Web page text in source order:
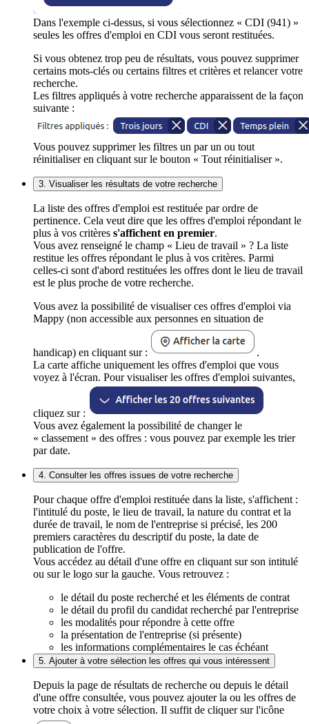
Dans l'exemple ci-dessus, si vous sélectionnez « CDI (941) »
seules les offres d'emploi en CDI vous seront restituées.
Si vous obtenez trop peu de résultats, vous pouvez supprimer
certains mots-clés ou certains filtres et critères et relancer votre
recherche.
Les filtres appliqués à votre recherche apparaissent de la façon
suivante :
Vous pouvez supprimer les filtres un par un ou tout
réinitialiser en cliquant sur le bouton « Tout réinitialiser ».
3. Visualiser les résultats de votre recherche
La liste des offres d'emploi est restituée par ordre de
pertinence. Cela veut dire que les offres d'emploi répondant le
plus à vos critères s'affichent en premier.
Vous avez renseigné le champ « Lieu de travail » ? La liste
restitue les offres répondant le plus à vos critères. Parmi
celles-ci sont d'abord restituées les offres dont le lieu de travail
est le plus proche de votre recherche.
Vous avez la possibilité de visualiser ces offres d'emploi via
Mappy (non accessible aux personnes en situation de
handicap) en cliquant sur :
.
La carte affiche uniquement les offres d'emploi que vous
voyez à l'écran. Pour visualiser les offres d'emploi suivantes,
cliquez sur :
Vous avez également la possibilité de changer le
« classement » des offres : vous pouvez par exemple les trier
par date.
4. Consulter les offres issues de votre recherche
Pour chaque offre d'emploi restituée dans la liste, s'affichent :
l'intitulé du poste, le lieu de travail, la nature du contrat et la
durée de travail, le nom de l'entreprise si précisé, les 200
premiers caractères du descriptif du poste, la date de
publication de l'offre.
Vous accédez au détail d'une offre en cliquant sur son intitulé
ou sur le logo sur la gauche. Vous retrouvez :
le détail du poste recherché et les éléments de contrat
le détail du profil du candidat recherché par l'entreprise
les modalités pour répondre à cette offre
la présentation de l'entreprise (si présente)
les informations complémentaires le cas échéant
5. Ajouter à votre sélection les offres qui vous intéressent
Depuis la page de résultats de recherche ou depuis le détail
d'une offre consultée, vous pouvez ajouter la ou les offres de
votre choix à votre sélection. Il suffit de cliquer sur l'icône